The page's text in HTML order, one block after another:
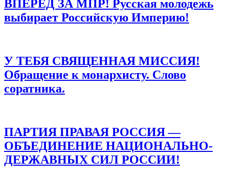
ВПЕРЕД ЗА МПР! Русская молодежь
выбирает Российскую Империю!
У ТЕБЯ СВЯЩЕННАЯ МИССИЯ!
Обращение к монархисту. Слово
соратника.
ПАРТИЯ ПРАВАЯ РОССИЯ —
ОБЪЕДИНЕНИЕ НАЦИОНАЛЬНО-
ДЕРЖАВНЫХ СИЛ РОССИИ!